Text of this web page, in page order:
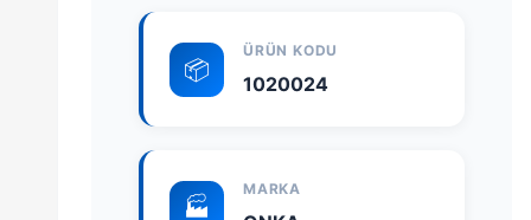
📦
ÜRÜN KODU
1020024
🏭
MARKA